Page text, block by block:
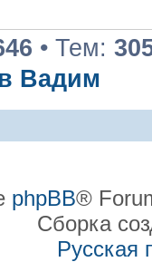
• Тем:
Вадим
phpBB®
Сборка
Русская